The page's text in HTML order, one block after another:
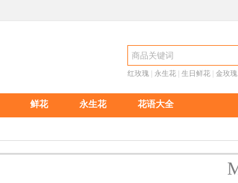
红玫瑰 永生花 生日鲜花 金玫瑰
鲜花 永生花 花语大全